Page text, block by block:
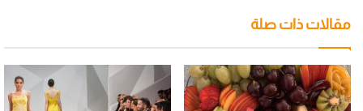
مقالات ذات صلة